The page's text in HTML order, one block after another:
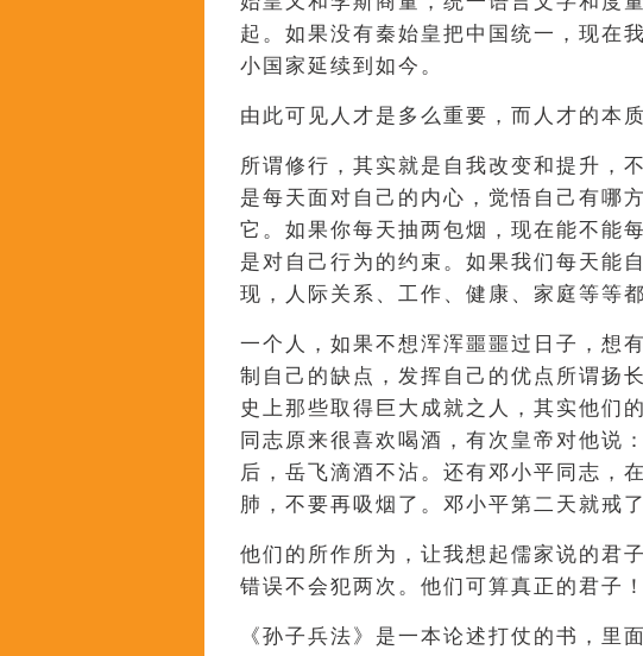
起。如果没有秦始皇把中国统一，现在
小国家延续到如今。
由此可见人才是多么重要，而人才的本
所谓修行，其实就是自我改变和提升，
是每天面对自己的内心，觉悟自己有哪
它。如果你每天抽两包烟，现在能不能
是对自己行为的约束。如果我们每天能
现，人际关系、工作、健康、家庭等等
一个人，如果不想浑浑噩噩过日子，想
制自己的缺点，发挥自己的优点所谓扬
史上那些取得巨大成就之人，其实他们
同志原来很喜欢喝酒，有次皇帝对他说
后，岳飞滴酒不沾。还有邓小平同志，
肺，不要再吸烟了。邓小平第二天就戒
他们的所作所为，让我想起儒家说的君
错误不会犯两次。他们可算真正的君子！
《孙子兵法》是一本论述打仗的书，里